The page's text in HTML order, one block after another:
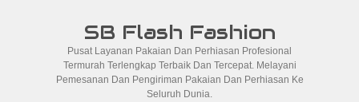
SB Flash Fashion
Pusat Layanan Pakaian Dan Perhiasan Profesional
Termurah Terlengkap Terbaik Dan Tercepat. Melayani
Pemesanan Dan Pengiriman Pakaian Dan Perhiasan Ke
Seluruh Dunia.